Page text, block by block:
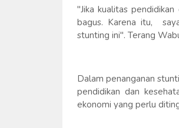
"Jika kualitas
bagus. Karena itu,
stunting ini". Terang
Dalam penanganan
pendidikan dan
ekonomi yang perlu